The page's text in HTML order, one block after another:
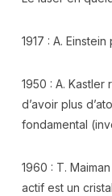
1917 : A.
1950 : A.
d’avoir plus
fondamental
1960 : T.
actif est un